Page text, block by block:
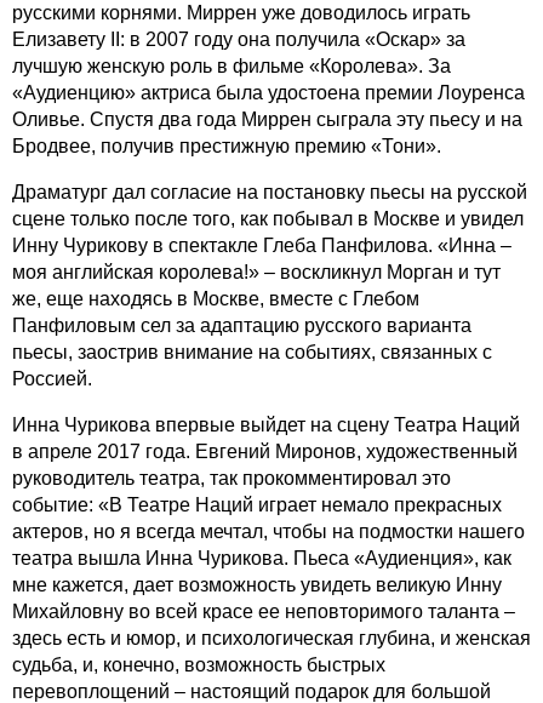
русскими корнями. Миррен уже доводилось играть
Елизавету II: в 2007 году она получила «Оскар» за
лучшую женскую роль в фильме «Королева». За
«Аудиенцию» актриса была удостоена премии Лоуренса
Оливье. Спустя два года Миррен сыграла эту пьесу и на
Бродвее, получив престижную премию «Тони».
Драматург дал согласие на постановку пьесы на русской
сцене только после того, как побывал в Москве и увидел
Инну Чурикову в спектакле Глеба Панфилова. «Инна –
моя английская королева!» – воскликнул Морган и тут
же, еще находясь в Москве, вместе с Глебом
Панфиловым сел за адаптацию русского варианта
пьесы, заострив внимание на событиях, связанных с
Россией.
Инна Чурикова впервые выйдет на сцену Театра Наций
в апреле 2017 года. Евгений Миронов, художественный
руководитель театра, так прокомментировал это
событие: «В Театре Наций играет немало прекрасных
актеров, но я всегда мечтал, чтобы на подмостки нашего
театра вышла Инна Чурикова. Пьеса «Аудиенция», как
мне кажется, дает возможность увидеть великую Инну
Михайловну во всей красе ее неповторимого таланта –
здесь есть и юмор, и психологическая глубина, и женская
судьба, и, конечно, возможность быстрых
перевоплощений – настоящий подарок для большой